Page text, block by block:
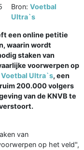
Bron: Voetbal
Ultra`s
een online petitie
waarin wordt
staken van
voorwerpen op
Voetbal Ultra`s, een
200.000 volgers
van de KNVB te
van
op het veld",